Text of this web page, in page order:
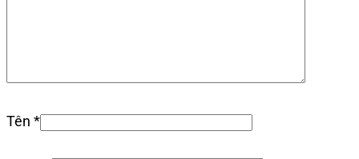
Tên *